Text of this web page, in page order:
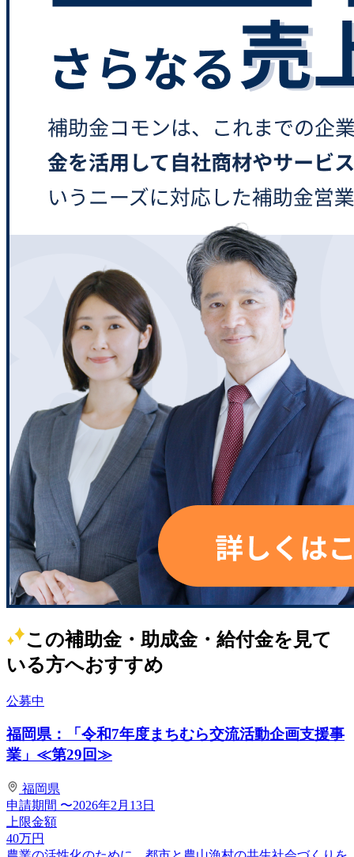
この補助金・助成金・給付金を見て
いる方へおすすめ
公募中
福岡県：「令和7年度まちむら交流活動企画支援事
業」≪第29回≫
福岡県
申請期間 〜2026年2月13日
上限金額
40万円